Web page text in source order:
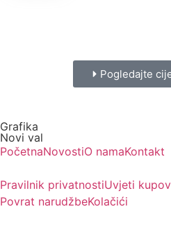
Pogledajte
Grafika
Novi val
PočetnaNovostiO namaKontakt
Pravilnik privatnostiUvjeti
Povrat narudžbeKolačići